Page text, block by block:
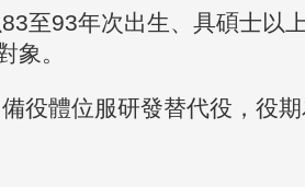
83至93年次出生、具碩士以
象。
役體位服研發替代役，役